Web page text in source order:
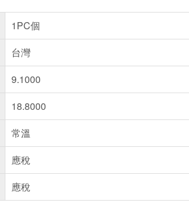
1PC個
台灣
9.1000
18.8000
常溫
應稅
應稅